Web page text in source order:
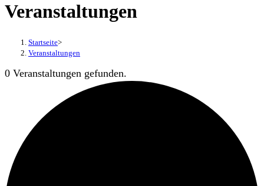
Veranstaltungen
Startseite>
Veranstaltungen
0 Veranstaltungen gefunden.